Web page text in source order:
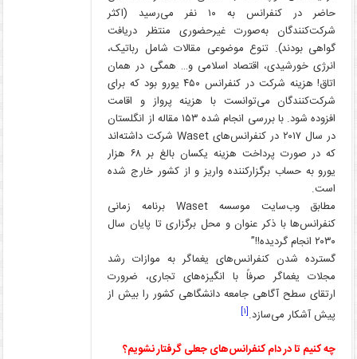
حاضر در کنفرانس به ۱۰ نفر می‌رسید (اکثر
شرکت‌کنندگان به‌صورت غیرحضوری منتظر دریافت
گواهی بودند). تنوع موضوعی مقالات شامل رباتیک،
انرژی خورشیدی، اقتصاد اسلامی و… همگی در همان
اتاق! هزینه شرکت در کنفرانس ۴۵۰ یورو بود که برای
شرکت‌کنندگان می‌توانست با هزینه پرواز و اقامت
افزوده شود. با بررسی انجام شده ۱۵۳ مقاله از انگلستان
در سال ۲۰۱۷ در کنفرانس‌های Waset شرکت داشته‌اند
که در صورت پرداخت هزینه یکسان بالغ بر ۶۸ هزار
یورو به حساب برگزارکننده واریز و از کشور خارج شده
است.
مطابق وب‌سایت موسسه Waset برنامه زمانی
کنفرانس‌ها با ذکر عنوان و محل برگزاری تا پایان سال
۲۰۳۰ انجام گردیده!!”
گسترده شدن کنفرانس‌های یغماگر به موازات رشد
مجلات یغماگر صرفاً با انگیزه‌های تجاری، ضرورت
ارتقای سطح آگاهی جامعه دانشگاهی کشور را بیش از
پیش آشکار می‌سازد.[۱]
چه کنیم تا در دام کنفرانس‌های جعلی گرفتار نشویم؟